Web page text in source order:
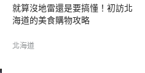
就算沒地雷還是要搞懂！初訪北
海道的美食購物攻略
北海道